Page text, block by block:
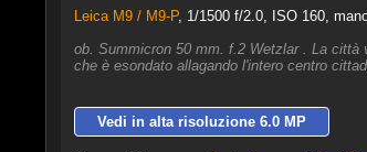
Leica M9 / M9-P, 1/1500 f/2.0, ISO 160,
ob. Summicron 50 mm. f.2 Wetzlar . La città
che è esondato allagando l'intero centro
Vedi in alta risoluzione 6.0 MP